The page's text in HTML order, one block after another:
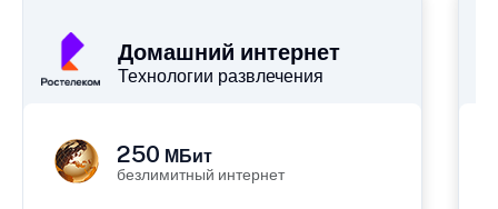
Домашний интернет
Технологии развлечения
250 МБит
безлимитный интернет